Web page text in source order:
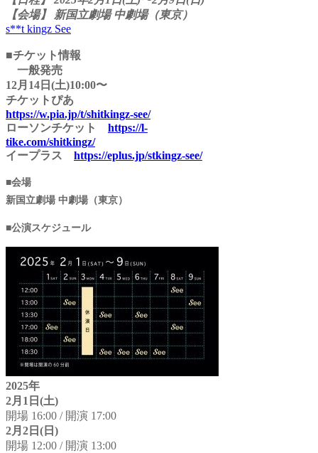
【会場】 新国立劇場 中劇場（東京）
s**t kingz See
■チケット情報
一般発売
12月14日(土)10:00〜
チケットぴあ
https://w.pia.jp/t/shitkingz-see/
ローソンチケット https://l-
tike.com/shitkingz/
イープラス https://eplus.jp/stkingz-see/
■会場
新国立劇場 中劇場（東京）
■公演スケジュール
2025年
2月1日(土)
開場 16:00 / 開演 17:00
2月2日(日)
開場 12:00 / 開演 13:00